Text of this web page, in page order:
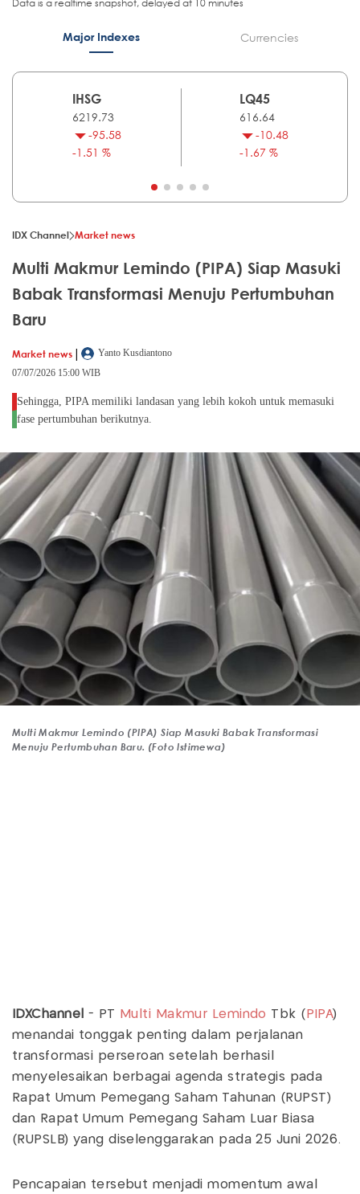
Data is a realtime snapshot, delayed at 10 minutes
Major Indexes Currencies
IHSG
6219.73
-95.58
-1.51 %
LQ45
616.64
-10.48
-1.67 %
IDX Channel Market news
Multi Makmur Lemindo (PIPA) Siap Masuki
Babak Transformasi Menuju Pertumbuhan
Baru
Market news |
Yanto Kusdiantono
07/07/2026 15:00 WIB
Sehingga, PIPA memiliki landasan yang lebih kokoh untuk memasuki
fase pertumbuhan berikutnya.
Multi Makmur Lemindo (PIPA) Siap Masuki Babak Transformasi
Menuju Pertumbuhan Baru. (Foto Istimewa)
IDXChannel - PT Multi Makmur Lemindo Tbk ( PIPA)
menandai tonggak penting dalam perjalanan
transformasi perseroan setelah berhasil
menyelesaikan berbagai agenda strategis pada
Rapat Umum Pemegang Saham Tahunan (RUPST)
dan Rapat Umum Pemegang Saham Luar Biasa
(RUPSLB) yang diselenggarakan pada 25 Juni 2026.
Pencapaian tersebut menjadi momentum awal